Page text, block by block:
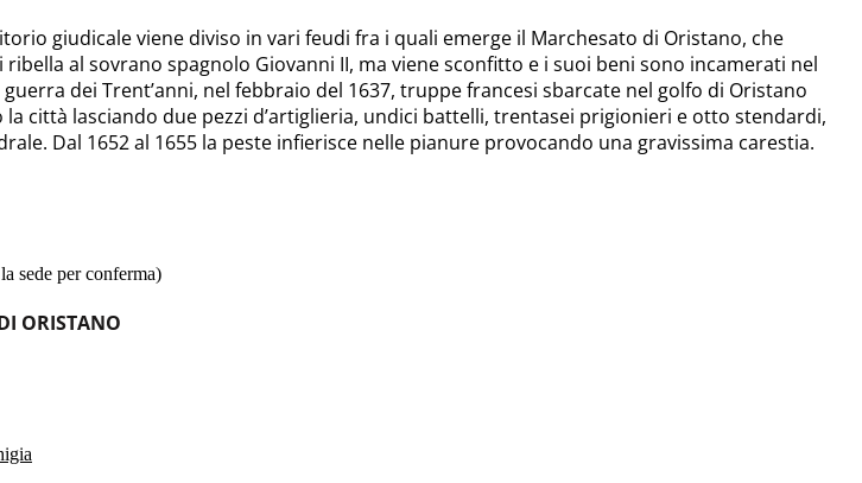
giudicale viene diviso in vari feudi fra i quali emerge il Marchesato di Oristano, che
al sovrano spagnolo Giovanni II, ma viene sconfitto e i suoi beni sono incamerati nel
dei Trent’anni, nel febbraio del 1637, truppe francesi sbarcate nel golfo di Oristano
città lasciando due pezzi d’artiglieria, undici battelli, trentasei prigionieri e otto stendardi,
Dal 1652 al 1655 la peste infierisce nelle pianure provocando una gravissima carestia.
sede per conferma)
ORISTANO